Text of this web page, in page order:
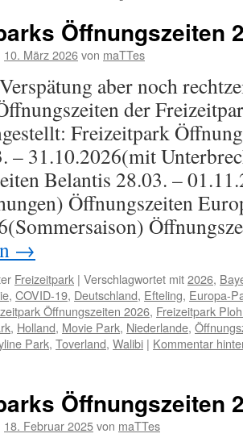
Öffnungszeiten
10. März 2026von maTTes
aber noch
der
Freizeitpark
– 31.10.2026(mit
Belantis 28.03. –
Öffnungszeiten
→
Freizeitpark | Verschlagwortet mit2026,
, COVID-19, Deutschland, Efteling, Europa-
Öffnungszeiten 2026, Freizeitpark
, Holland, Movie Park, Niederlande,
Park, Toverland, Walibi | Kommentar
Öffnungszeiten
18. Februar 2025von maTTes